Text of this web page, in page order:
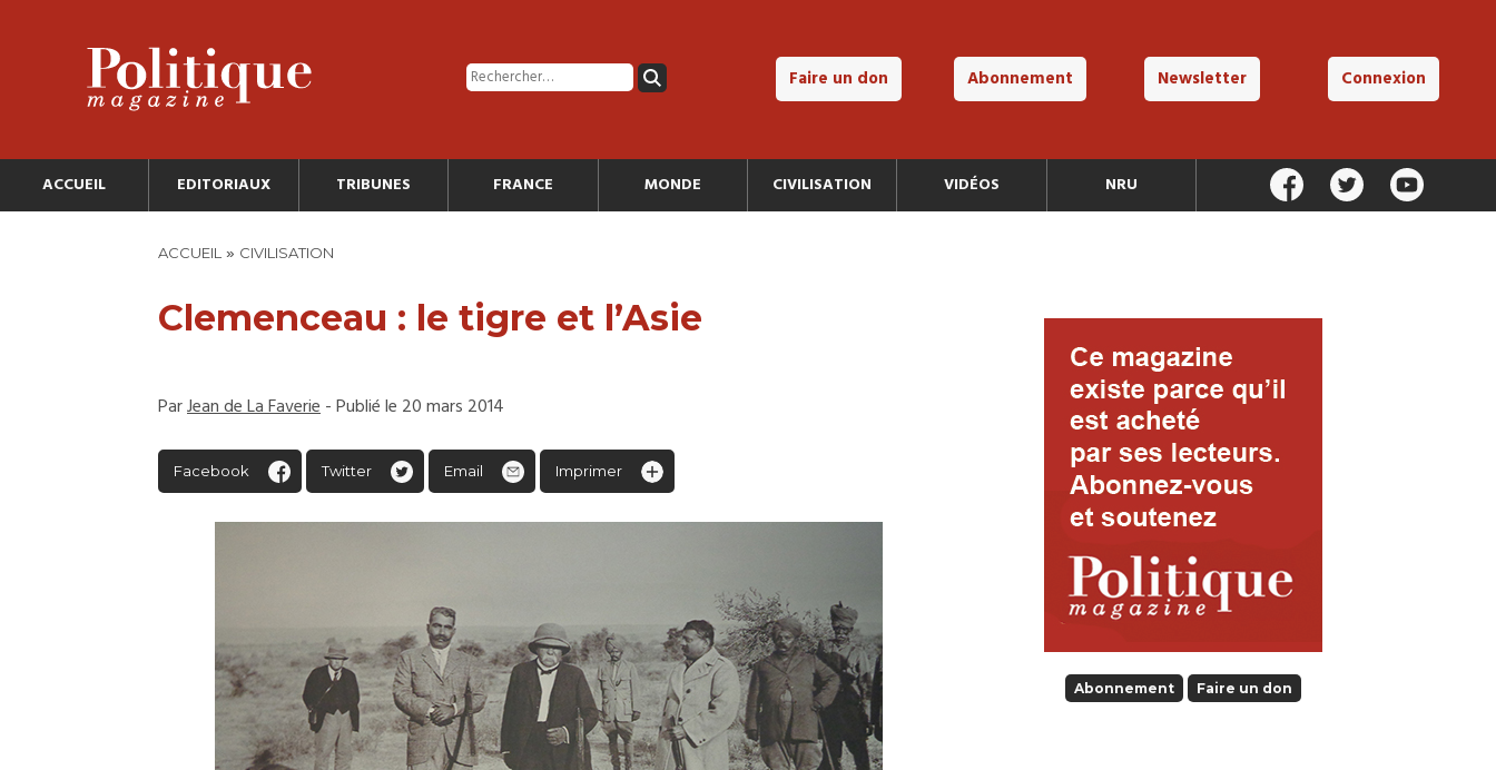
Faire un don Abonnement Newsletter Connexion
ACCUEIL EDITORIAUX TRIBUNES FRANCE MONDE CIVILISATION VIDÉOS NRU
ACCUEIL » CIVILISATION
Clemenceau : le tigre et l’Asie
ParJean de La Faverie- Publié le 20 mars 2014
Facebook Twitter Email Imprimer
Abonnement Faire un don